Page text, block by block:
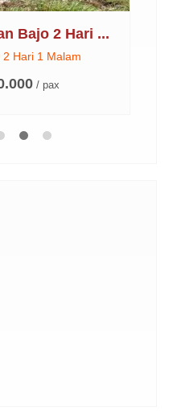
Bajo 2 Hari ...
2 Hari 1 Malam
/ pax